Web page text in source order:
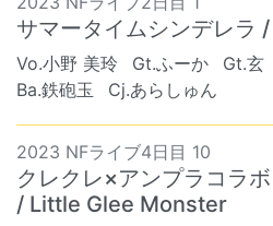
サマータイムシンデレラ
Vo.小野 美玲 Gt.ふーか Gt.玄
Ba.鉄砲玉
Cj.あらしゅん
2023 NFライブ4日目 10
クレクレ×アンプラコラ
/ Little Glee Monster